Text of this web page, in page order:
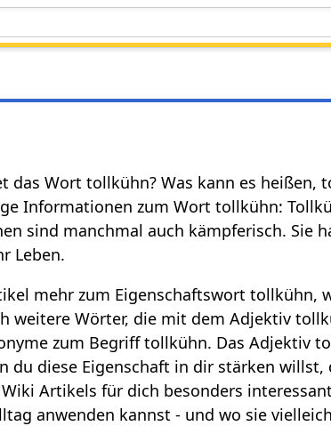
das Wort tollkühn? Was kann es heißen,
Informationen zum Wort tollkühn:
sind manchmal auch kämpferisch. Sie
Leben.
mehr zum Eigenschaftswort tollkühn,
weitere Wörter, die mit dem Adjektiv
zum Begriff tollkühn. Das Adjektiv
du diese Eigenschaft in dir stärken
Wiki Artikels für dich besonders
anwenden kannst - und wo sie